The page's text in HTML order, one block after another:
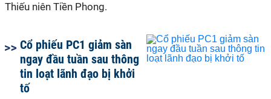
Thiếu niên Tiền Phong.
Cổ phiếu PC1 giảm sàn
ngay đầu tuần sau thông
tin loạt lãnh đạo bị khởi
tố